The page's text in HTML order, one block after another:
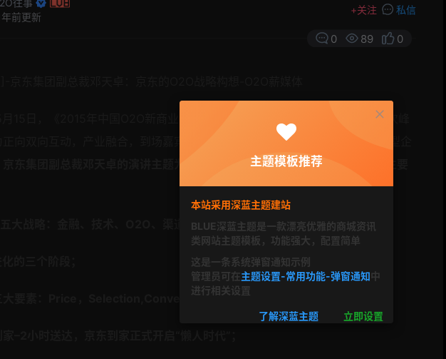
往事
年前更新
+关注 私信
0 89 0
月15日，《2015年中国O2O新商业峰会·北京》在国家会议中心如期召开，此次峰
正向双向互动，产业融合，到场嘉宾爆满、80%以上是总监以上title、传统转型企
京东集团副总裁邓天卓的演讲主题为《京东的O2O战略构想》,以下是其演讲主要
五大战略：金融、技术、O2O、渠道下沉、国际化；
大要素：Price，Selection,Convenience；
主题模板推荐
本站采用深蓝主题建站
BLUE深蓝主题是一款漂亮优雅的商城资讯
类网站主题模板，功能强大，配置简单
这是一条系统弹窗通知示例
管理员可在主题设置-常用功能-弹窗通知中
进行相关设置
了解深蓝主题 立即设置